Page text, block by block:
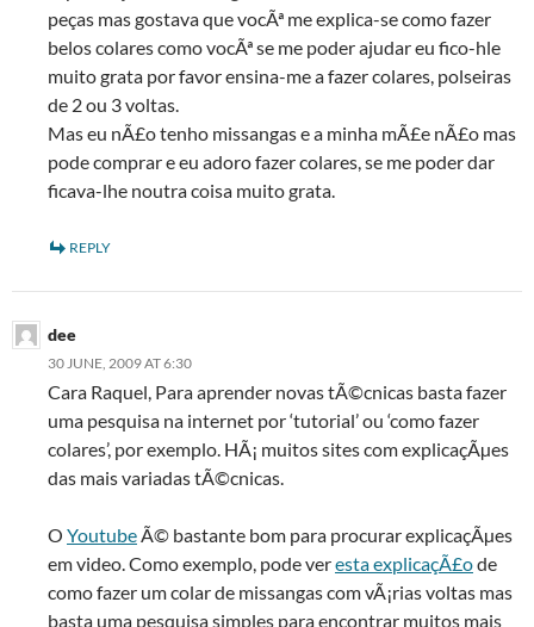
peças mas gostava que vocÃª me explica-se como fazer
belos colares como vocÃª se me poder ajudar eu fico-hle
muito grata por favor ensina-me a fazer colares, polseiras
de 2 ou 3 voltas.
Mas eu nÃ£o tenho missangas e a minha mÃ£e nÃ£o mas
pode comprar e eu adoro fazer colares, se me poder dar
ficava-lhe noutra coisa muito grata.
REPLY
dee
30 JUNE, 2009 AT 6:30
Cara Raquel, Para aprender novas tÃ©cnicas basta fazer
uma pesquisa na internet por ‘tutorial’ ou ‘como fazer
colares’, por exemplo. HÃ¡ muitos sites com explicaçÃµes
das mais variadas tÃ©cnicas.
O Youtube Ã© bastante bom para procurar explicaçÃµes
em video. Como exemplo, pode veresta explicaçÃ£ode
como fazer um colar de missangas com vÃ¡rias voltas mas
basta uma pesquisa simples para encontrar muitos mais